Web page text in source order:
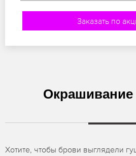
Заказать по
Окрашивание
Хотите, чтобы брови выглядели